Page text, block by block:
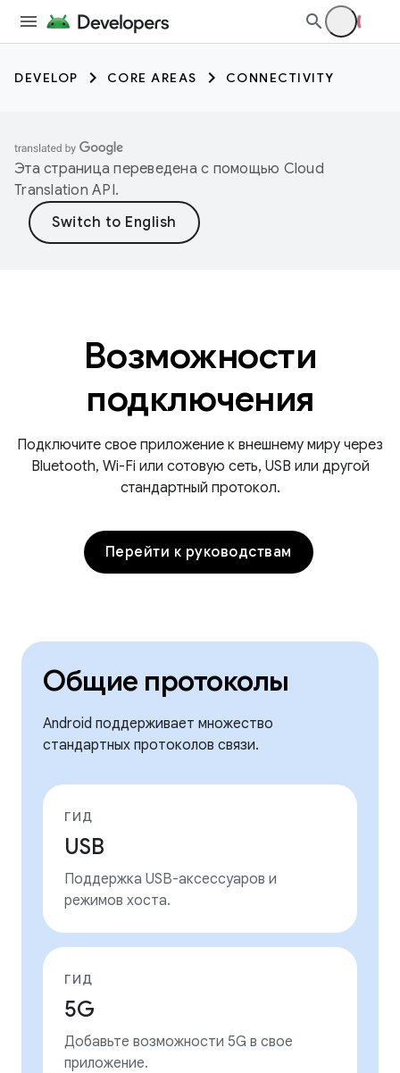
DEVELOP CORE AREAS CONNECTIVITY
Эта страница переведена с помощью Cloud
Translation API.
Возможности
подключения
Подключите свое приложение к внешнему миру через
Bluetooth, Wi-Fi или сотовую сеть, USB или другой
стандартный протокол.
Перейти к руководствам
Общие протоколы
Android поддерживает множество
стандартных протоколов связи.
ГИД
USB
Поддержка USB-аксессуаров и
режимов хоста.
ГИД
5G
Добавьте возможности 5G в свое
приложение.